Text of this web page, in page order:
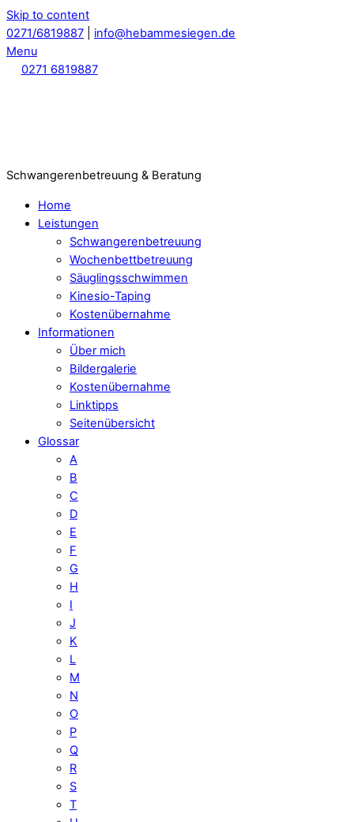
Skip to content
0271/6819887
info@hebammesiegen.de
Menu
0271 6819887
Schwangerenbetreuung & Beratung
Home
Leistungen
Schwangerenbetreuung
Wochenbettbetreuung
Säuglingsschwimmen
Kinesio-Taping
Kostenübernahme
Informationen
Über mich
Bildergalerie
Kostenübernahme
Linktipps
Seitenübersicht
Glossar
A
B
C
D
E
F
G
H
I
J
K
L
M
N
O
P
Q
R
S
T